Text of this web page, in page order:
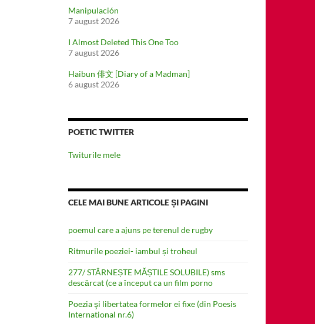
Manipulación
7 august 2026
I Almost Deleted This One Too
7 august 2026
Haibun 俳文 [Diary of a Madman]
6 august 2026
POETIC TWITTER
Twiturile mele
CELE MAI BUNE ARTICOLE ȘI PAGINI
poemul care a ajuns pe terenul de rugby
Ritmurile poeziei- iambul și troheul
277/ STÂRNEȘTE MĂȘTILE SOLUBILE) sms
descărcat (ce a început ca un film porno
Poezia şi libertatea formelor ei fixe (din Poesis
International nr.6)